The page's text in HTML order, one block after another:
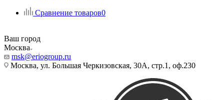
Сравнение товаров0
Ваш город
Москва
msk@eriogroup.ru
Москва, ул. Большая Черкизовская, 30А, стр.1, оф.230